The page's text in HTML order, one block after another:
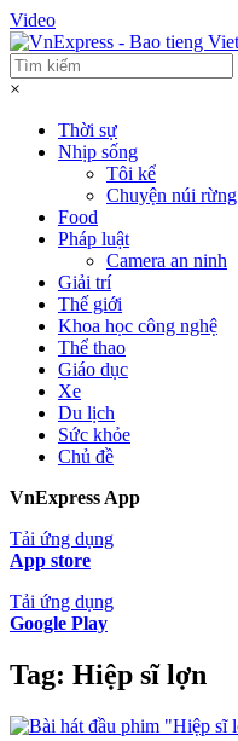
Video
×
Thời sự
Nhịp sống
Tôi kể
Chuyện núi rừng
Food
Pháp luật
Camera an ninh
Giải trí
Thế giới
Khoa học công nghệ
Thể thao
Giáo dục
Xe
Du lịch
Sức khỏe
Chủ đề
VnExpress App
Tải ứng dụng
App store
Tải ứng dụng
Google Play
Tag: Hiệp sĩ lợn